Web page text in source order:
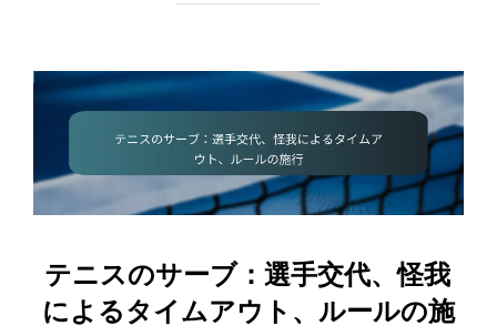
テニスのサーブ：選手交代、怪我
によるタイムアウト、ルールの施